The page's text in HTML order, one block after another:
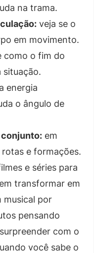
na trama.
veja se o
em movimento.
como o fim do
situação.
energia
o ângulo de
conjunto: em
e formações.
e séries para
transformar em
musical por
pensando
com o
você sabe o